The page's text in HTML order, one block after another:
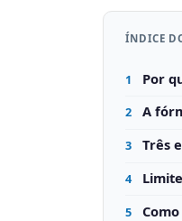
ÍNDICE
1 Por
2 A
3 Três
4
5